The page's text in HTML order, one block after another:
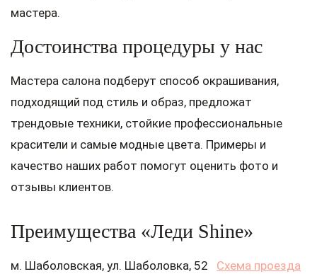
мастера.
Достоинства процедуры у нас
Мастера салона подберут способ окрашивания,
подходящий под стиль и образ, предложат
трендовые техники, стойкие профессиональные
красители и самые модные цвета. Примеры и
качество наших работ помогут оценить фото и
отзывы клиентов.
Преимущества «Леди Shine»
м. Шаболовская, ул. Шаболовка, 52 Схема проезда